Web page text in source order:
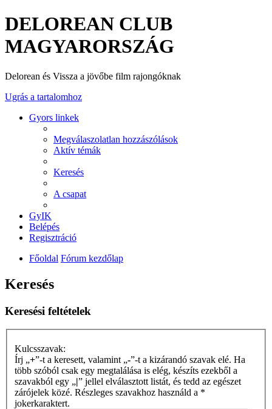
DELOREAN CLUB
MAGYARORSZÁG
Delorean és Vissza a jövőbe film rajongóknak
Ugrás a tartalomhoz
Gyors linkek
Megválaszolatlan hozzászólások
Aktív témák
Keresés
A csapat
GyIK
Belépés
Regisztráció
Főoldal Fórum kezdőlap
Keresés
Keresési feltételek
Kulcsszavak:
Írj „+”-t a keresett, valamint „-”-t a kizárandó szavak elé. Ha
több szóból csak egy megtalálása is elég, készíts ezekből a
szavakból egy „|” jellel elválasztott listát, és tedd az egészet
zárójelek közé. Részleges szavakhoz használd a *
jokerkaraktert.